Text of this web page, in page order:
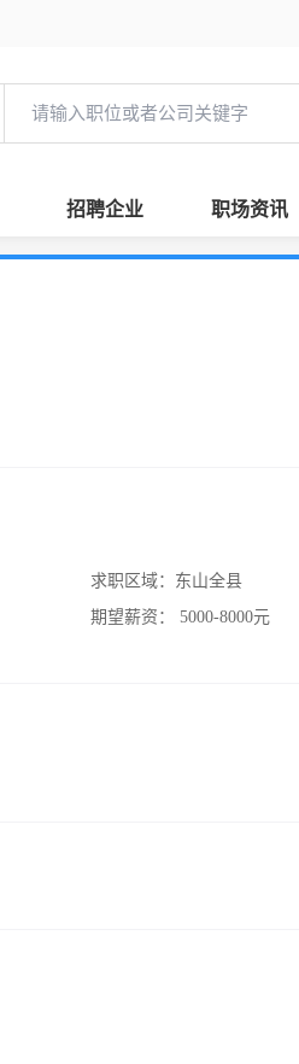
招聘企业 职场资讯
求职区域： 东山全县
期望薪资：
5000-8000元